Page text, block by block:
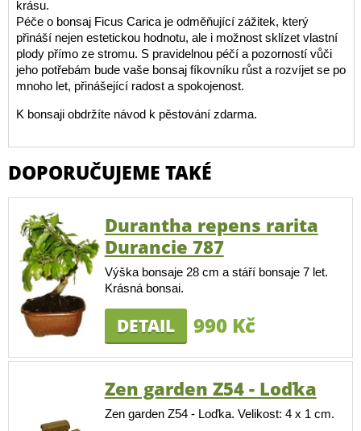
krásu.
Péče o bonsaj Ficus Carica je odměňující zážitek, který
přináší nejen estetickou hodnotu, ale i možnost sklízet vlastní
plody přímo ze stromu. S pravidelnou péčí a pozorností vůči
jeho potřebám bude vaše bonsaj fíkovníku růst a rozvíjet se po
mnoho let, přinášející radost a spokojenost.
K bonsaji obdržíte návod k pěstování zdarma.
DOPORUČUJEME TAKÉ
Durantha repens rarita
Durancie 787
Výška bonsaje 28 cm a stáří bonsaje 7 let.
Krásná bonsai.
DETAIL 990 Kč
Zen garden Z54 - Loďka
Zen garden Z54 - Loďka. Velikost: 4 x 1 cm.